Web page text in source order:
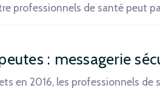
professionnels de santé peut
: messagerie
en 2016, les professionnels de